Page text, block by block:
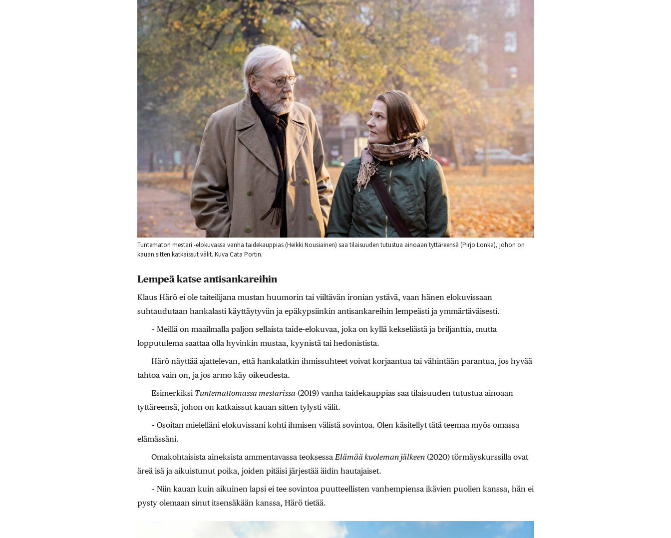
Tuntematon mestari -elokuvassa vanha taidekauppias (Heikki Nousiainen) saa tilaisuuden tutustua ainoaan tyttäreensä (Pirjo Lonka), johon on
kauan sitten katkaissut välit. Kuva Cata Portin.
Lempeä katse antisankareihin
Klaus Härö ei ole taiteilijana mustan huumorin tai viiltävän ironian ystävä, vaan hänen elokuvissaan
suhtaudutaan hankalasti käyttäytyviin ja epäkypsiinkin antisankareihin lempeästi ja ymmärtäväisesti.
– Meillä on maailmalla paljon sellaista taide-elokuvaa, joka on kyllä kekseliästä ja briljanttia, mutta
lopputulema saattaa olla hyvinkin mustaa, kyynistä tai hedonistista.
Härö näyttää ajattelevan, että hankalatkin ihmissuhteet voivat korjaantua tai vähintään parantua, jos hyvää
tahtoa vain on, ja jos armo käy oikeudesta.
Esimerkiksi Tuntemattomassa mestarissa (2019) vanha taidekauppias saa tilaisuuden tutustua ainoaan
tyttäreensä, johon on katkaissut kauan sitten tylysti välit.
– Osoitan mielelläni elokuvissani kohti ihmisen välistä sovintoa. Olen käsitellyt tätä teemaa myös omassa
elämässäni.
Omakohtaisista aineksista ammentavassa teoksessa Elämää kuoleman jälkeen(2020) törmäyskurssilla ovat
äreä isä ja aikuistunut poika, joiden pitäisi järjestää äidin hautajaiset.
– Niin kauan kuin aikuinen lapsi ei tee sovintoa puutteellisten vanhempiensa ikävien puolien kanssa, hän ei
pysty olemaan sinut itsensäkään kanssa, Härö tietää.